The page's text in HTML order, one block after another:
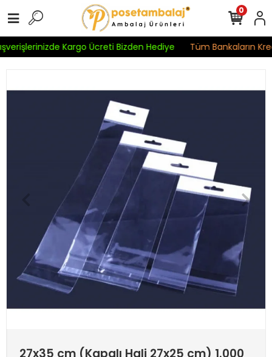
Kargo Ücreti Bizden Hediye Tüm Bankaların
0
27x35 cm (Kapalı Hali 27x25 cm) 1.000